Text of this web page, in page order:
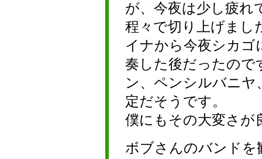
が、今夜は少し疲れ
程々で切り上げまし
イナから今夜シカゴ
奏した後だったので
ン、ペンシルバニヤ
定だそうです。
僕にもその大変さが
ボブさんのバンド